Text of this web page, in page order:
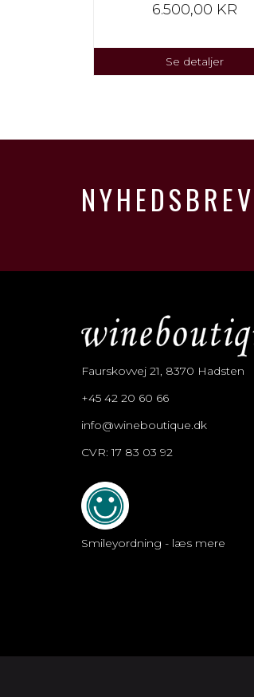
6.500,00 KR
Se detaljer
NYHEDSBREV
Faurskovvej 21, 8370 Hadsten
+45 42 20 60 66
info@wineboutique.dk
CVR: 17 83 03 92
Smileyordning - læs mere